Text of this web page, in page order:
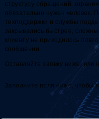
структуру обращений,
обязательно нужен человек.
техподдержки и службы
закрывались быстрее,
клиенту не приходилось
сообщении.
Оставляйте заявку ниже,
Заполните поля ниже, чтобы